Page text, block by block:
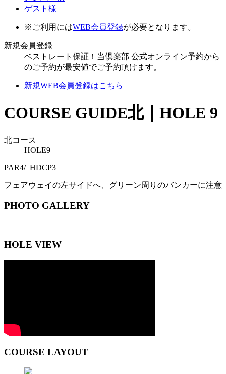
ゲスト様
※ご利用にはWEB会員登録が必要となります。
新規会員登録
ベストレート保証！当倶楽部 公式オンライン予約から
のご予約が最安値でご予約頂けます。
新規WEB会員登録はこちら
COURSE GUIDE北｜HOLE 9
北コース
HOLE9
PAR4/ HDCP3
フェアウェイの左サイドへ、グリーン周りのバンカーに注意
PHOTO GALLERY
HOLE VIEW
COURSE LAYOUT